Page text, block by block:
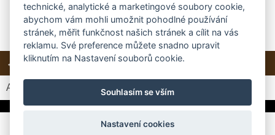
← Předchozí Další → Zpět do složky
Automatické procházení: 3 | 4| |
technické, analytické a marketingové soubory cookie,
abychom vám mohli umožnit pohodlné používání
stránek, měřit funkčnost našich stránek a cílit na vás
reklamu. Své preference můžete snadno upravit
kliknutím na Nastavení souborů cookie.
Souhlasím se vším
Nastavení cookies